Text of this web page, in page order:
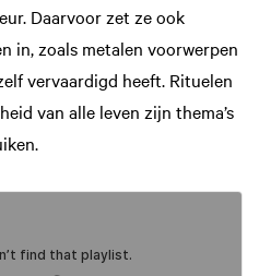
Daarvoor zet ze ook
in, zoals metalen voorwerpen
vervaardigd heeft. Rituelen
van alle leven zijn thema’s